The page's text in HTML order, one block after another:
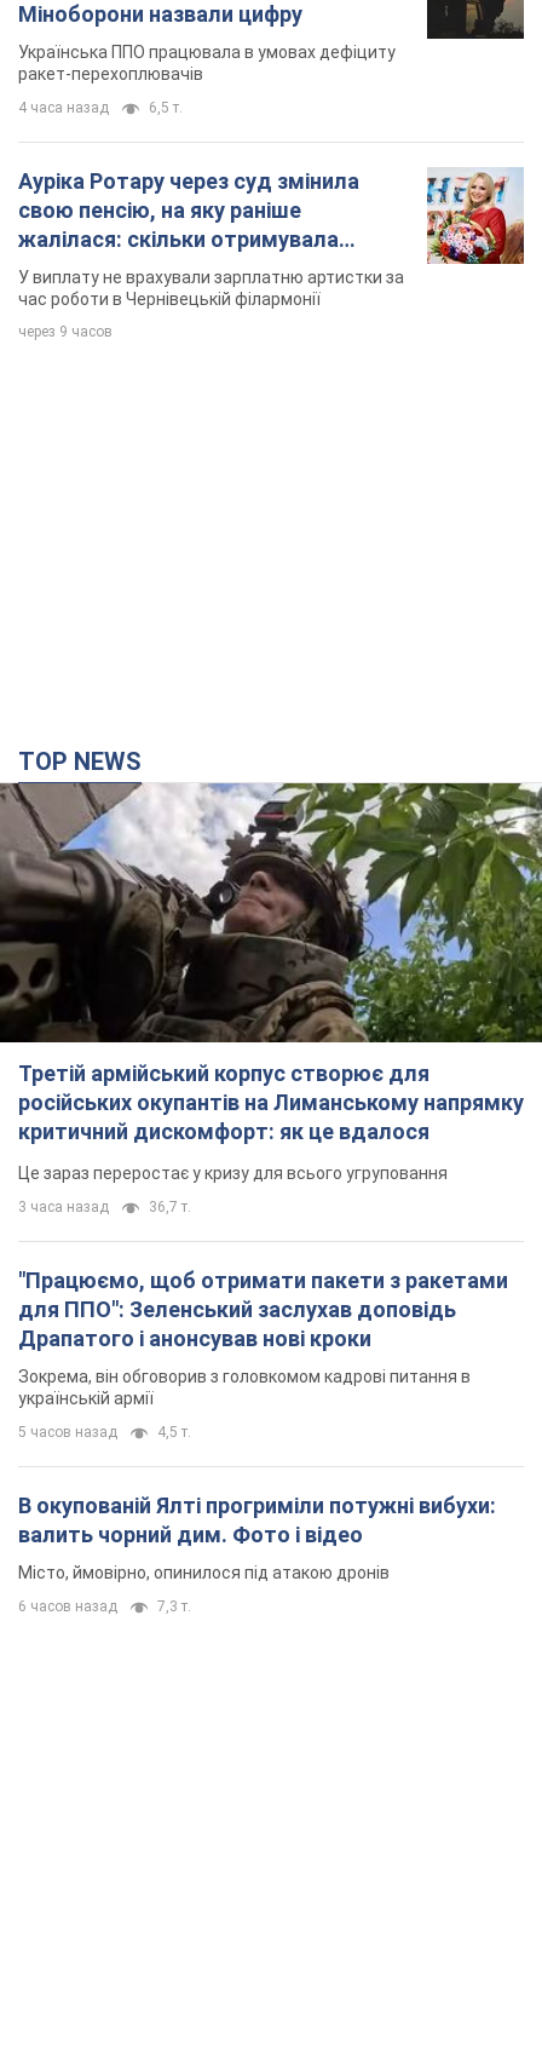
Міноборони назвали цифру
Українська ППО працювала в умовах дефіциту
ракет-перехоплювачів
4 часа назад 6,5 т.
Ауріка Ротару через суд змінила
свою пенсію, на яку раніше
жалілася: скільки отримувала
співачка
У виплату не врахували зарплатню артистки за
час роботи в Чернівецькій філармонії
через 9 часов
TOP NEWS
Третій армійський корпус створює для
російських окупантів на Лиманському напрямку
критичний дискомфорт: як це вдалося
Це зараз переростає у кризу для всього угруповання
3 часа назад 36,7 т.
"Працюємо, щоб отримати пакети з ракетами
для ППО": Зеленський заслухав доповідь
Драпатого і анонсував нові кроки
Зокрема, він обговорив з головкомом кадрові питання в
українській армії
5 часов назад 4,5 т.
В окупованій Ялті прогриміли потужні вибухи:
валить чорний дим. Фото і відео
Місто, ймовірно, опинилося під атакою дронів
6 часов назад 7,3 т.